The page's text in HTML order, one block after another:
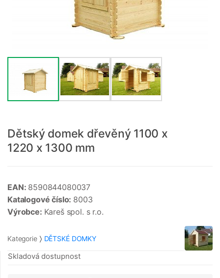
Dětský domek dřevěný 1100 x
1220 x 1300 mm
EAN: 8590844080037
Katalogové číslo: 8003
Výrobce: Kareš spol. s r.o.
Kategorie DĚTSKÉ DOMKY
Skladová dostupnost